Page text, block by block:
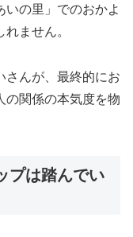
いの里」でのおかよ
ません。
さんが、最終的にお
の関係の本気度を物
プは踏んでい